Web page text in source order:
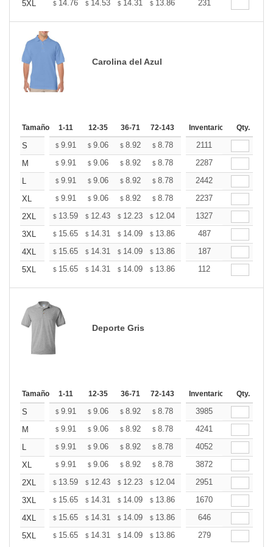
5XL
$ 14.76 $ 14.53 $ 14.31 $ 13.86 13.42
231
Carolina del Azul
Tamaño 1-11 12-35 36-71 72-143 144-287 288 +
Inventario Qty.
S $ 9.91 $ 9.06 $ 8.92 $ 8.78 8.64
2111
M
$ 9.91 $ 9.06 $ 8.92 $ 8.78 8.64
2287
L
$ 9.91 $ 9.06 $ 8.92 $ 8.78 8.64
2442
XL
$ 9.91 $ 9.06 $ 8.92 $ 8.78 8.64
2237
2XL
$ 13.59 $ 12.43 $ 12.23 $ 12.04 11.85
1327
3XL
$ 15.65 $ 14.31 $ 14.09 $ 13.86 13.64
487
4XL
$ 15.65 $ 14.31 $ 14.09 $ 13.86 13.64
187
5XL
$ 15.65 $ 14.31 $ 14.09 $ 13.86 13.64
112
Deporte Gris
Tamaño 1-11 12-35 36-71 72-143 144-287 288 +
Inventario Qty.
S $ 9.91 $ 9.06 $ 8.92 $ 8.78 8.64
3985
M
$ 9.91 $ 9.06 $ 8.92 $ 8.78 8.64
4241
L
$ 9.91 $ 9.06 $ 8.92 $ 8.78 8.64
4052
XL
$ 9.91 $ 9.06 $ 8.92 $ 8.78 8.64
3872
2XL
$ 13.59 $ 12.43 $ 12.23 $ 12.04 11.85
2951
3XL
$ 15.65 $ 14.31 $ 14.09 $ 13.86 13.64
1670
4XL
$ 15.65 $ 14.31 $ 14.09 $ 13.86 13.64
646
5XL
$ 15.65 $ 14.31 $ 14.09 $ 13.86 13.64
279